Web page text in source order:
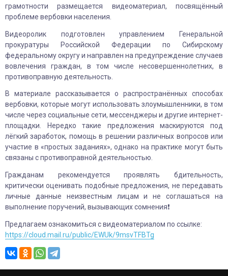
грамотности размещается видеоматериал, посвящённый
проблеме вербовки населения.
Видеоролик подготовлен управлением Генеральной
прокуратуры Российской Федерации по Сибирскому
федеральному округу и направлен на предупреждение случаев
вовлечения граждан, в том числе несовершеннолетних, в
противоправную деятельность.
В материале рассказывается о распространённых способах
вербовки, которые могут использовать злоумышленники, в том
числе через социальные сети, мессенджеры и другие интернет-
площадки. Нередко такие предложения маскируются под
лёгкий заработок, помощь в решении различных вопросов или
участие в «простых заданиях», однако на практике могут быть
связаны с противоправной деятельностью.
Гражданам рекомендуется проявлять бдительность,
критически оценивать подобные предложения, не передавать
личные данные неизвестным лицам и не соглашаться на
выполнение поручений, вызывающих сомнения❗
Предлагаем ознакомиться с видеоматериалом по ссылке:
https://cloud.mail.ru/public/EWUk/9msvTFBTg